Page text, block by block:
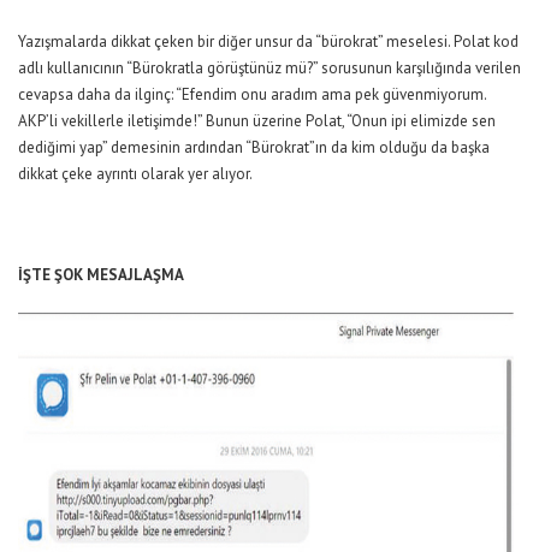
Yazışmalarda dikkat çeken bir diğer unsur da “bürokrat” meselesi. Polat kod
adlı kullanıcının “Bürokratla görüştünüz mü?” sorusunun karşılığında verilen
cevapsa daha da ilginç: “Efendim onu aradım ama pek güvenmiyorum.
AKP’li vekillerle iletişimde!” Bunun üzerine Polat, “Onun ipi elimizde sen
dediğimi yap” demesinin ardından “Bürokrat”ın da kim olduğu da başka
dikkat çeke ayrıntı olarak yer alıyor.
İŞTE ŞOK MESAJLAŞMA